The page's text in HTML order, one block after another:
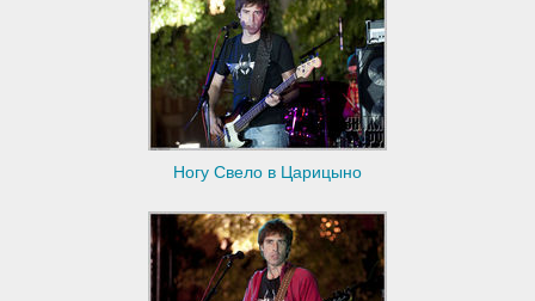
Ногу Свело в Царицыно